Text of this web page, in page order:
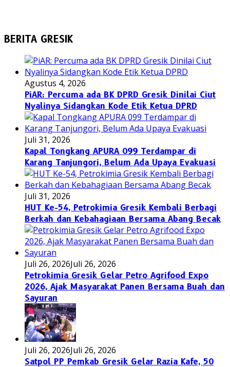
BERITA GRESIK
Agustus 4, 2026
PiAR: Percuma ada BK DPRD Gresik Dinilai Ciut
Nyalinya Sidangkan Kode Etik Ketua DPRD
Juli 31, 2026
Kapal Tongkang APURA 099 Terdampar di
Karang Tanjungori, Belum Ada Upaya Evakuasi
Juli 31, 2026
HUT Ke-54, Petrokimia Gresik Kembali Berbagi
Berkah dan Kebahagiaan Bersama Abang Becak
Juli 26, 2026Juli 26, 2026
Petrokimia Gresik Gelar Petro Agrifood Expo
2026, Ajak Masyarakat Panen Bersama Buah dan
Sayuran
Juli 26, 2026Juli 26, 2026
Satpol PP Pemkab Gresik Gelar Razia Kafe, 50